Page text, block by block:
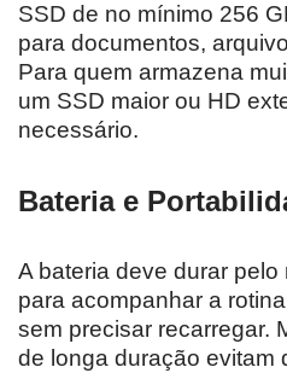
SSD de no mínimo 256
para documentos,
Para quem armazena
um SSD maior ou HD
necessário.
Bateria e
A bateria deve durar
para acompanhar a
sem precisar recarregar.
de longa duração evitam